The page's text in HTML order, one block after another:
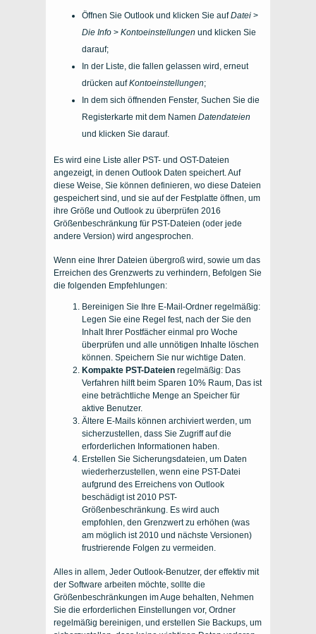
Öffnen Sie Outlook und klicken Sie aufDatei >
Die Info > Kontoeinstellungen und klicken Sie
darauf;
In der Liste, die fallen gelassen wird, erneut
drücken aufKontoeinstellungen;
In dem sich öffnenden Fenster, Suchen Sie die
Registerkarte mit dem Namen Datendateien
und klicken Sie darauf.
Es wird eine Liste aller PST- und OST-Dateien
angezeigt, in denen Outlook Daten speichert. Auf
diese Weise, Sie können definieren, wo diese Dateien
gespeichert sind, und sie auf der Festplatte öffnen, um
ihre Größe und Outlook zu überprüfen 2016
Größenbeschränkung für PST-Dateien (oder jede
andere Version) wird angesprochen.
Wenn eine Ihrer Dateien übergroß wird, sowie um das
Erreichen des Grenzwerts zu verhindern, Befolgen Sie
die folgenden Empfehlungen:
Bereinigen Sie Ihre E-Mail-Ordner regelmäßig:
Legen Sie eine Regel fest, nach der Sie den
Inhalt Ihrer Postfächer einmal pro Woche
überprüfen und alle unnötigen Inhalte löschen
können. Speichern Sie nur wichtige Daten.
Kompakte PST-Dateien regelmäßig: Das
Verfahren hilft beim Sparen 10% Raum, Das ist
eine beträchtliche Menge an Speicher für
aktive Benutzer.
Ältere E-Mails können archiviert werden, um
sicherzustellen, dass Sie Zugriff auf die
erforderlichen Informationen haben.
Erstellen Sie Sicherungsdateien, um Daten
wiederherzustellen, wenn eine PST-Datei
aufgrund des Erreichens von Outlook
beschädigt ist 2010 PST-
Größenbeschränkung. Es wird auch
empfohlen, den Grenzwert zu erhöhen (was
am möglich ist 2010 und nächste Versionen)
frustrierende Folgen zu vermeiden.
Alles in allem, Jeder Outlook-Benutzer, der effektiv mit
der Software arbeiten möchte, sollte die
Größenbeschränkungen im Auge behalten, Nehmen
Sie die erforderlichen Einstellungen vor, Ordner
regelmäßig bereinigen, und erstellen Sie Backups, um